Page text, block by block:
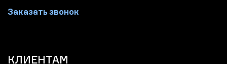
Заказать звонок
КЛИЕНТАМ